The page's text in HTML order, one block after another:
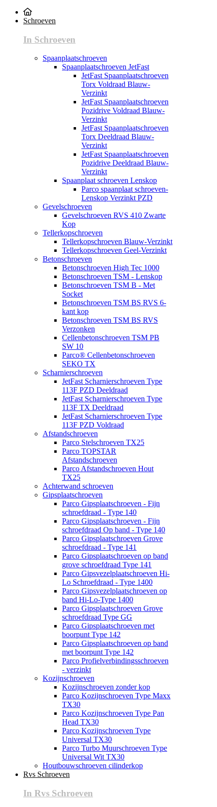
Schroeven
In Schroeven
Spaanplaatschroeven
Spaanplaatschroeven JetFast
JetFast Spaanplaatschroeven
Torx Voldraad Blauw-
Verzinkt
JetFast Spaanplaatschroeven
Pozidrive Voldraad Blauw-
Verzinkt
JetFast Spaanplaatschroeven
Torx Deeldraad Blauw-
Verzinkt
JetFast Spaanplaatschroeven
Pozidrive Deeldraad Blauw-
Verzinkt
Spaanplaat schroeven Lenskop
Parco spaanplaat schroeven-
Lenskop Verzinkt PZD
Gevelschroeven
Gevelschroeven RVS 410 Zwarte
Kop
Tellerkopschroeven
Tellerkopschroeven Blauw-Verzinkt
Tellerkopschroeven Geel-Verzinkt
Betonschroeven
Betonschroeven High Tec 1000
Betonschroeven TSM - Lenskop
Betonschroeven TSM B - Met
Socket
Betonschroeven TSM BS RVS 6-
kant kop
Betonschroeven TSM BS RVS
Verzonken
Cellenbetonschroeven TSM PB
SW 10
Parco® Cellenbetonschroeven
SEKO TX
Scharnierschroeven
JetFast Scharnierschroeven Type
113F PZD Deeldraad
JetFast Scharnierschroeven Type
113F TX Deeldraad
JetFast Scharnierschroeven Type
113F PZD Voldraad
Afstandschroeven
Parco Stelschroeven TX25
Parco TOPSTAR
Afstandschroeven
Parco Afstandschroeven Hout
TX25
Achterwand schroeven
Gipsplaatschroeven
Parco Gipsplaatschroeven - Fijn
schroefdraad - Type 140
Parco Gipsplaatschroeven - Fijn
schroefdraad Op band - Type 140
Parco Gipsplaatschroeven Grove
schroefdraad - Type 141
Parco Gipsplaatschroeven op band
grove schroefdraad Type 141
Parco Gipsvezelplaatschroeven Hi-
Lo Schroefdraad - Type 1400
Parco Gipsvezelplaatschroeven op
band Hi-Lo-Type 1400
Parco Gipsplaatschroeven Grove
schroefdraad Type GG
Parco Gipsplaatschroeven met
boorpunt Type 142
Parco Gipsplaatschroeven op band
met boorpunt Type 142
Parco Profielverbindingsschroeven
- verzinkt
Kozijnschroeven
Kozijnschroeven zonder kop
Parco Kozijnschroeven Type Maxx
TX30
Parco Kozijnschroeven Type Pan
Head TX30
Parco Kozijnschroeven Type
Universal TX30
Parco Turbo Muurschroeven Type
Universal Wit TX30
Houtbouwschroeven cilinderkop
Rvs Schroeven
In Rvs Schroeven